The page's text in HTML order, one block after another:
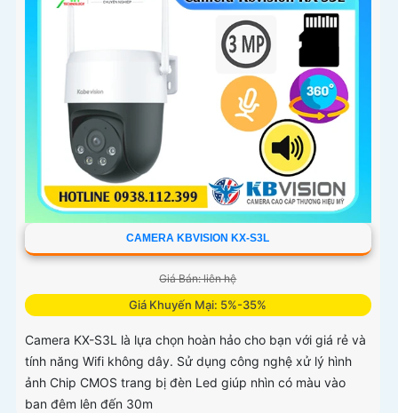
CAMERA KBVISION KX-S3L
Giá Bán: liên hệ
Giá Khuyến Mại: 5%-35%
Camera KX-S3L là lựa chọn hoàn hảo cho bạn với giá rẻ và
tính năng Wifi không dây. Sử dụng công nghệ xử lý hình
ảnh Chip CMOS trang bị đèn Led giúp nhìn có màu vào
ban đêm lên đến 30m